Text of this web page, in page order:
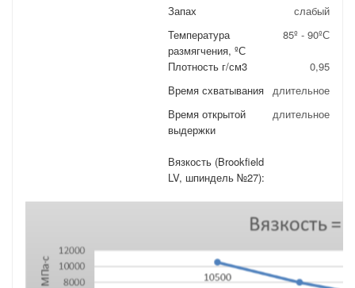
Запах
слабый
Температура
размягчения, ºС
85º - 90ºС
Плотность г/см3
0,95
Время схватывания длительное
Время открытой
выдержки
длительное
Вязкость (Brookfield
LV, шпиндель №27):